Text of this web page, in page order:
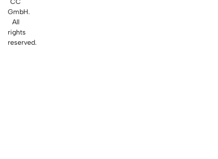
CC
GmbH.
All
rights
reserved.